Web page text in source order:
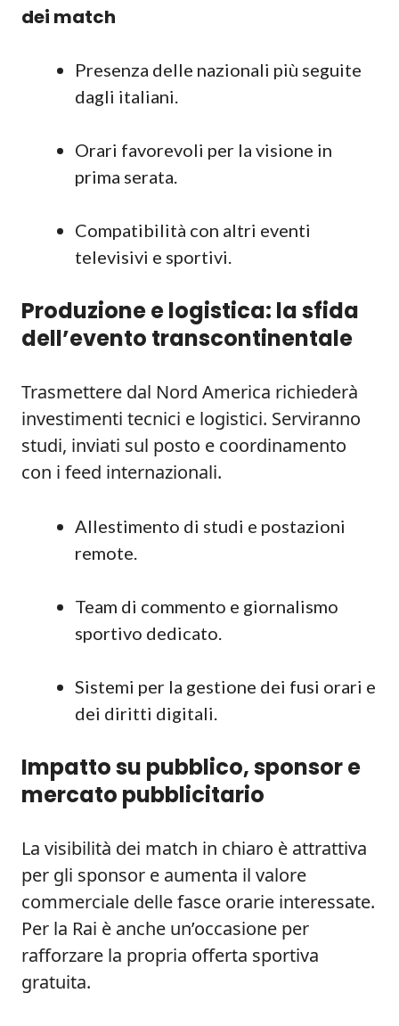
dei match
Presenza delle nazionali più seguite
dagli italiani.
Orari favorevoli per la visione in
prima serata.
Compatibilità con altri eventi
televisivi e sportivi.
Produzione e logistica: la sfida
dell’evento transcontinentale
Trasmettere dal Nord America richiederà
investimenti tecnici e logistici. Serviranno
studi, inviati sul posto e coordinamento
con i feed internazionali.
Allestimento di studi e postazioni
remote.
Team di commento e giornalismo
sportivo dedicato.
Sistemi per la gestione dei fusi orari e
dei diritti digitali.
Impatto su pubblico, sponsor e
mercato pubblicitario
La visibilità dei match in chiaro è attrattiva
per gli sponsor e aumenta il valore
commerciale delle fasce orarie interessate.
Per la Rai è anche un’occasione per
rafforzare la propria offerta sportiva
gratuita.